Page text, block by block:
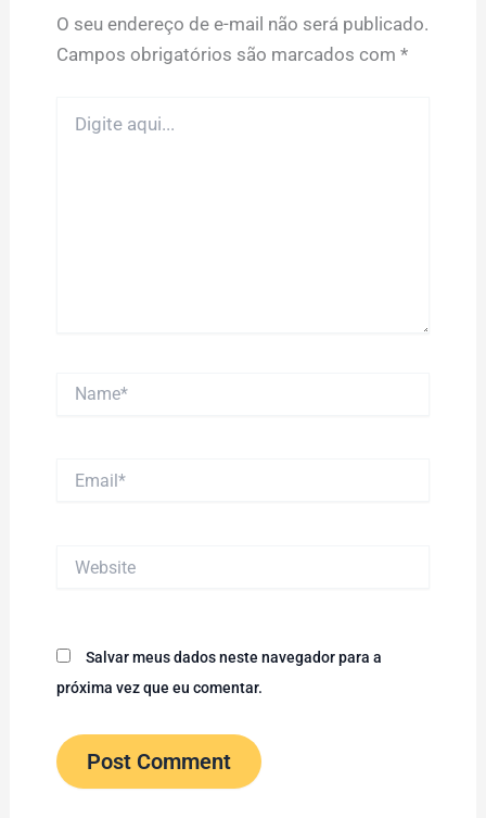
O seu endereço de e-mail não será publicado.
Campos obrigatórios são marcados com *
aqui...
Salvar meus dados neste navegador para a
próxima vez que eu comentar.